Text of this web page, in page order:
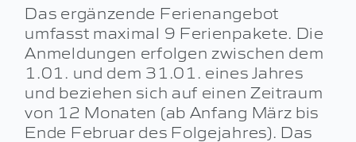
Das ergänzende Ferienangebot
umfasst maximal 9 Ferienpakete. Die
Anmeldungen erfolgen zwischen dem
1.01. und dem 31.01. eines Jahres
und beziehen sich auf einen Zeitraum
von 12 Monaten (ab Anfang März bis
Ende Februar des Folgejahres). Das